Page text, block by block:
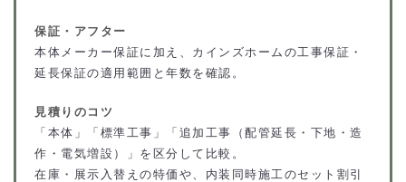
保証・アフター
本体メーカー保証に加え、カインズホームの工事保証・
延長保証の適用範囲と年数を確認。
見積りのコツ
「本体」「標準工事」「追加工事（配管延長・下地・造
作・電気増設）」を区分して比較。
在庫・展示入替えの特価や、内装同時施工のセット割引